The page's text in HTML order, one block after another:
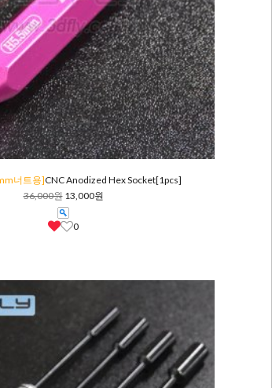
너트용]CNC Anodized Hex Socket[1pcs]
36,000원 13,000원
0